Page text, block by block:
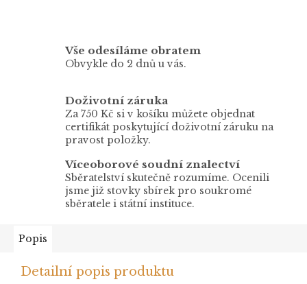
Vše odesíláme obratem
Obvykle do 2 dnů u vás.
Doživotní záruka
Za 750 Kč si v košíku můžete objednat
certifikát poskytující doživotní záruku na
pravost položky.
Víceoborové soudní znalectví
Sběratelství skutečně rozumíme. Ocenili
jsme již stovky sbírek pro soukromé
sběratele i státní instituce.
Popis
Detailní popis produktu